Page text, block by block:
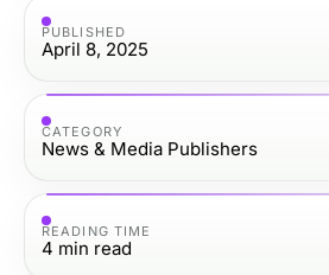
PUBLISHED
April 8, 2025
CATEGORY
News & Media Publishers
READING TIME
4 min read